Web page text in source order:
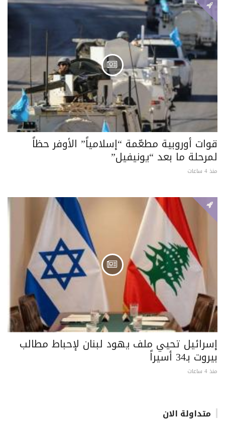
قوات أوروبية مطعّمة “إسلامياً” الأوفر حظاً
لمرحلة ما بعد “يونيفيل”
منذ 4 ساعات
إسرائيل تحيي ملف يهود لبنان لإحباط مطالب
بيروت بـ34 أسيراً
منذ 4 ساعات
متداولة الان